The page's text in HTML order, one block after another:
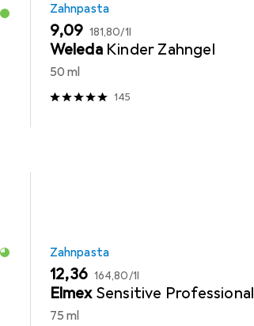
Zahnpasta
EUR
9,09 EUR
181,80/1l
Weleda Kinder Zahngel
50 ml
145
Zahnpasta
EUR
12,36 EUR
164,80/1l
Elmex Sensitive Professional
75 ml